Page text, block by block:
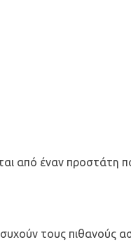
από έναν προστάτη
τους πιθανούς